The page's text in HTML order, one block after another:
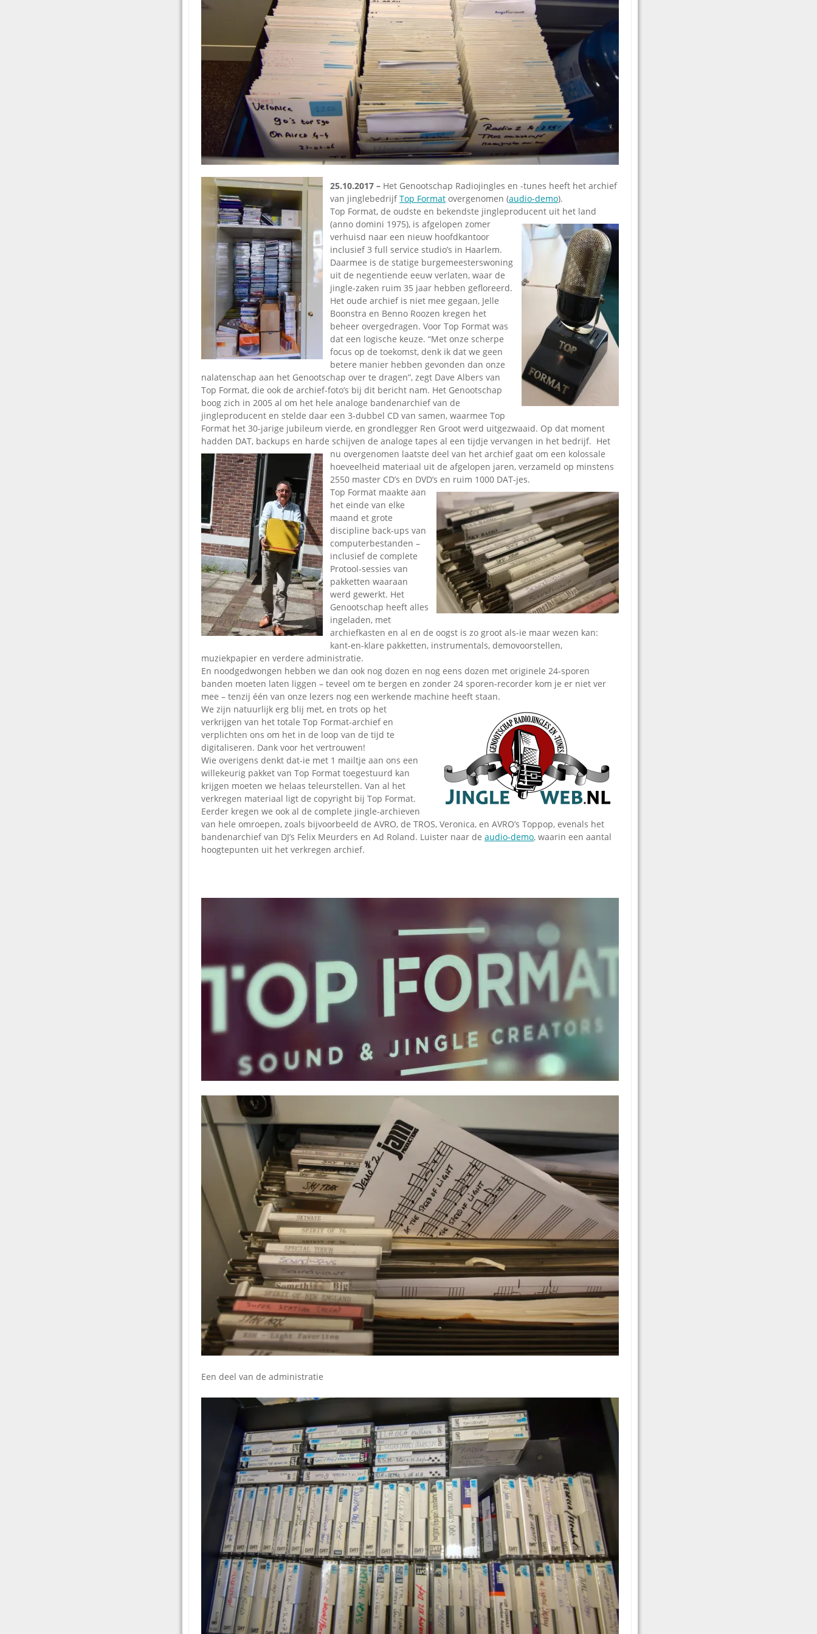
Omroepbanden
Stoomfluit Klaas
Vaak
Uitvinding
jinglecassette
25.10.2017 – Het Genootschap Radiojingles en -tunes heeft het archief
van jinglebedrijfTop Format overgenomen (audio-demo).
Top Format, de oudste en bekendste jingleproducent uit het land
(anno domini 1975), is afgelopen zomer
verhuisd naar een nieuw hoofdkantoor
inclusief 3 full service studio’s in Haarlem.
Daarmee is de statige burgemeesterswoning
uit de negentiende eeuw verlaten, waar de
jingle-zaken ruim 35 jaar hebben gefloreerd.
Het oude archief is niet mee gegaan, Jelle
Boonstra en Benno Roozen kregen het
beheer overgedragen. Voor Top Format was
dat een logische keuze. “Met onze scherpe
focus op de toekomst, denk ik dat we geen
betere manier hebben gevonden dan onze
nalatenschap aan het Genootschap over te dragen”, zegt Dave Albers van
Top Format, die ook de archief-foto’s bij dit bericht nam. Het Genootschap
boog zich in 2005 al om het hele analoge bandenarchief van de
jingleproducent en stelde daar een 3-dubbel CD van samen, waarmee Top
Format het 30-jarige jubileum vierde, en grondlegger Ren Groot werd uitgezwaaid. Op dat moment
hadden DAT, backups en harde schijven de analoge tapes al een tijdje vervangen in het bedrijf. Het
nu overgenomen laatste deel van het archief gaat om een kolossale
hoeveelheid materiaal uit de afgelopen jaren, verzameld op minstens
2550 master CD’s en DVD’s en ruim 1000 DAT-jes.
Top Format maakte aan
het einde van elke
maand et grote
discipline back-ups van
computerbestanden –
inclusief de complete
Protool-sessies van
pakketten waaraan
werd gewerkt. Het
Genootschap heeft alles
ingeladen, met
archiefkasten en al en de oogst is zo groot als-ie maar wezen kan:
kant-en-klare pakketten, instrumentals, demovoorstellen,
muziekpapier en verdere administratie.
En noodgedwongen hebben we dan ook nog dozen en nog eens dozen met originele 24-sporen
banden moeten laten liggen – teveel om te bergen en zonder 24 sporen-recorder kom je er niet ver
mee – tenzij één van onze lezers nog een werkende machine heeft staan.
We zijn natuurlijk erg blij met, en trots op het
verkrijgen van het totale Top Format-archief en
verplichten ons om het in de loop van de tijd te
digitaliseren. Dank voor het vertrouwen!
Wie overigens denkt dat-ie met 1 mailtje aan ons een
willekeurig pakket van Top Format toegestuurd kan
krijgen moeten we helaas teleurstellen. Van al het
verkregen materiaal ligt de copyright bij Top Format.
Eerder kregen we ook al de complete jingle-archieven
van hele omroepen, zoals bijvoorbeeld de AVRO, de TROS, Veronica, en AVRO’s Toppop, evenals het
bandenarchief van DJ’s Felix Meurders en Ad Roland. Luister naar de audio-demo, waarin een aantal
hoogtepunten uit het verkregen archief.
Een deel van de administratie